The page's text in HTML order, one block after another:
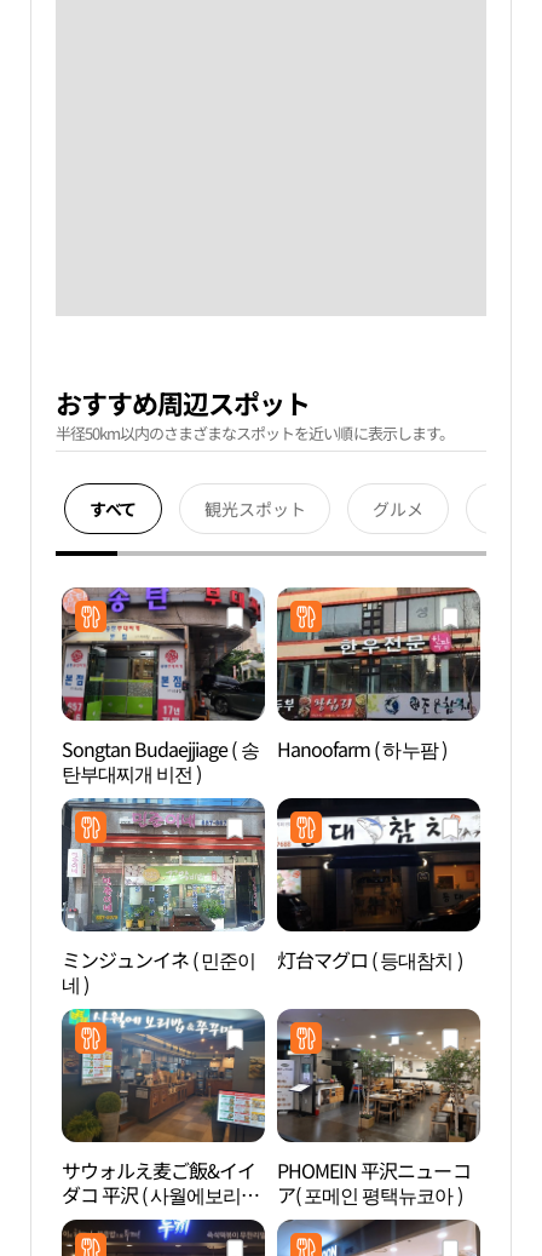
おすすめ周辺スポット
半径50km以内のさまざまなスポットを近い順に表示します。
すべて 観光スポット グルメ
Songtan Budaejjiage ( 송
탄부대찌개 비전 )
Hanoofarm ( 하누팜 )
ミンジュンイネ ( 민준이
네 )
灯台マグロ ( 등대참치 )
サウォルえ麦ご飯&イイ
ダコ 平沢 ( 사월에보리밥
&쭈꾸미 평택 )
PHOMEIN 平沢ニューコ
ア( 포메인 평택뉴코아 )